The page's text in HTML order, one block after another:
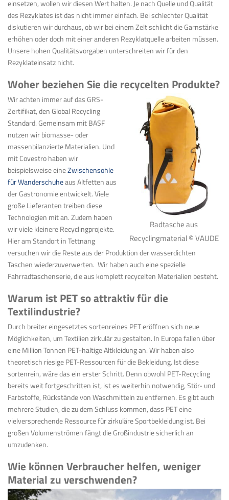
einsetzen, wollen wir diesen Wert halten. Je nach Quelle und Qualität
des Rezyklates ist das nicht immer einfach. Bei schlechter Qualität
diskutieren wirdurchaus, ob wir bei einem Zelt schlicht die Garnstärke
erhöhen oder doch mit einer anderen Rezyklatquelle arbeiten müssen.
Unsere hohen Qualitätsvorgaben unterschreiten wir für den
Rezyklateinsatz nicht.
Woher beziehen Sie die recycelten Produkte?
Radtasche aus
Recyclingmaterial © VAUDE
Wir achten immer auf das GRS-
Zertifikat, den Global Recycling
Standard. Gemeinsam mitBASF
nutzen wir biomasse- oder
massenbilanzierte Materialien. Und
mit Covestrohaben wir
beispielsweise eineZwischensohle
für Wanderschuheaus Altfetten aus
der Gastronomie entwickelt. Viele
große Lieferanten treiben diese
Technologien mit an. Zudem haben
wir viele kleinere Recyclingprojekte.
Hier am Standort in Tettnang
versuchen wir die Reste aus der Produktion der wasserdichten
Taschen wiederzuverwerten. Wir haben auch eine spezielle
Fahrradtaschenserie, die aus komplett recycelten Materialien besteht.
Warum ist PET so attraktiv für die
Textilindustrie?
Durch breiter eingesetztes sortenreines PET eröffnen sich neue
Möglichkeiten, um Textilien zirkulär zu gestalten. In Europa fallen über
eine Million Tonnen PET-haltige Altkleidung an. Wir haben also
theoretisch riesige PET-Ressourcen für die Bekleidung. Ist diese
sortenrein, wäre das ein erster Schritt. Denn obwohl PET-Recycling
bereits weit fortgeschritten ist, ist es weiterhin notwendig, Stör- und
Farbstoffe, Rückstände von Waschmitteln zu entfernen. Es gibt auch
mehrere Studien, die zu dem Schluss kommen, dass PET eine
vielversprechende Ressource für zirkuläre Sportbekleidung ist. Bei
großen Volumenströmen fängt die Großindustrie sicherlich an
umzudenken.
Wie können Verbraucher helfen, weniger
Material zu verschwenden?